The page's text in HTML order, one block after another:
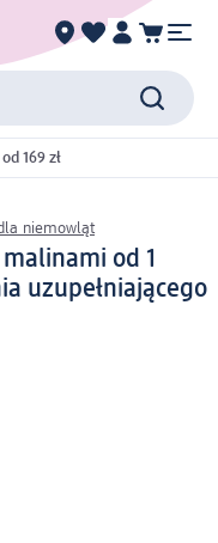
169 zł
niemowląt
od 1
uzupełniającego